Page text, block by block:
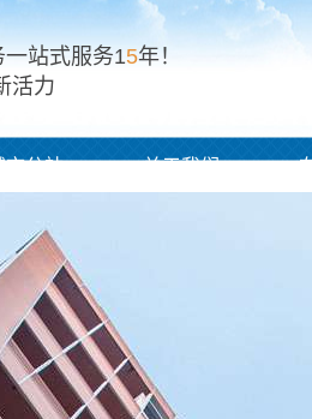
站式服务15年！
活力
市分站 关于我们